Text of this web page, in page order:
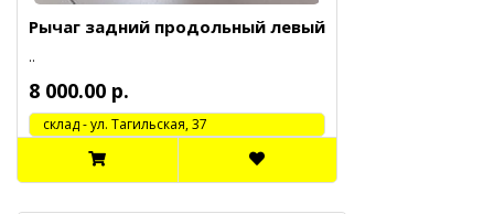
Рычаг задний продольный левый
..
8 000.00 р.
cклад - ул. Тагильская, 37